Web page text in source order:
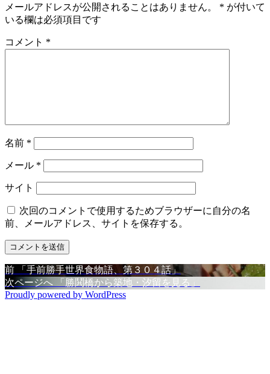
ー
メールアドレスが公開されることはありません。 * が付いて
いる欄は必須項目です
コメント *
名前 *
メール *
サイト
次回のコメントで使用するためブラウザーに自分の名
前、メールアドレス、サイトを保存する。
投
稿
前
前
の
投
「手前勝手世界食物語、第３０４話」
次ページへ
次
の
「勝鬨橋から築地・汐留を見る」
Proudly powered by WordPress